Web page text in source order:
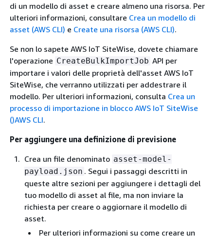
di un modello di asset e creare almeno una risorsa. Per
ulteriori informazioni, consultare Crea un modello di
asset (AWS CLI) e Create una risorsa (AWS CLI).
Se non lo sapete AWS IoT SiteWise, dovete chiamare
l'operazione CreateBulkImportJob API per
importare i valori delle proprietà dell'asset AWS IoT
SiteWise, che verranno utilizzati per addestrare il
modello. Per ulteriori informazioni, consulta Crea un
processo di importazione in blocco AWS IoT SiteWise
()AWS CLI.
Per aggiungere una definizione di previsione
Crea un file denominato asset-model-
payload.json . Segui i passaggi descritti in
queste altre sezioni per aggiungere i dettagli del
tuo modello di asset al file, ma non inviare la
richiesta per creare o aggiornare il modello di
asset.
Per ulteriori informazioni su come creare un